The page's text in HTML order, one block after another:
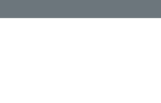
Adherencia –